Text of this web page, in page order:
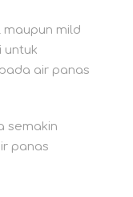
mild
untuk
air panas
semakin
panas